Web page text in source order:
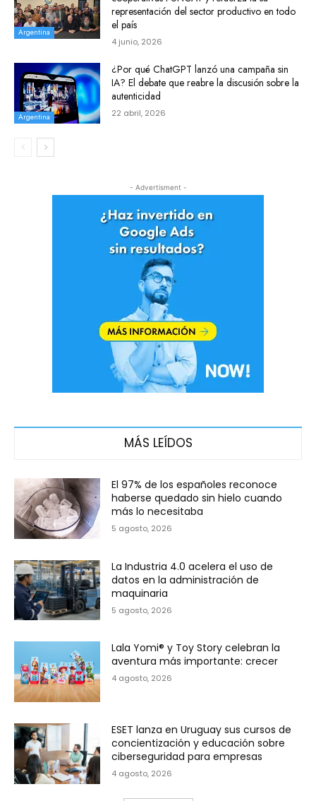
Argentina
representación del sector productivo en todo
el país
4 junio, 2026
Argentina
¿Por qué ChatGPT lanzó una campaña sin
IA? El debate que reabre la discusión sobre la
autenticidad
22 abril, 2026
- Advertisment -
MÁS LEÍDOS
El 97% de los españoles reconoce
haberse quedado sin hielo cuando
más lo necesitaba
5 agosto, 2026
La Industria 4.0 acelera el uso de
datos en la administración de
maquinaria
5 agosto, 2026
Lala Yomi® y Toy Story celebran la
aventura más importante: crecer
4 agosto, 2026
ESET lanza en Uruguay sus cursos de
concientización y educación sobre
ciberseguridad para empresas
4 agosto, 2026